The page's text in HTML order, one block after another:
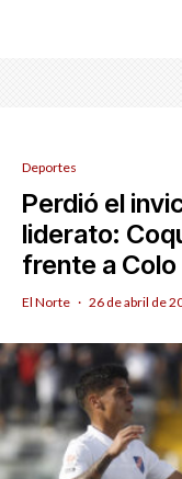
Deportes
Perdió el
liderato:
frente a Colo
El Norte · 26 de abril de